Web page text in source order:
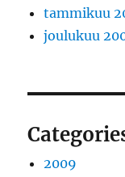
tammikuu
joulukuu
2009